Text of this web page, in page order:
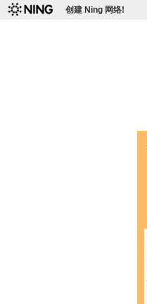
创建 Ning 网络!